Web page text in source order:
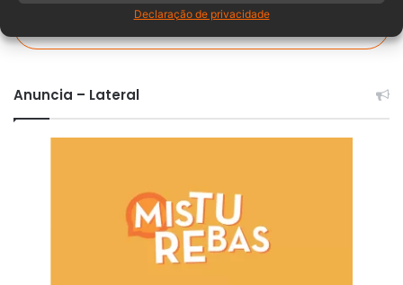
Declaração de privacidade
Comentários
Anuncia – Lateral